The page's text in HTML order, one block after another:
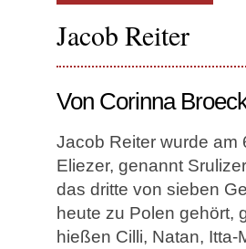
Jacob Reiter
Von Corinna
Jacob Reiter wurde am
Eliezer, genannt
das dritte von sieben
heute zu Polen gehört,
hießen Cilli, Natan,